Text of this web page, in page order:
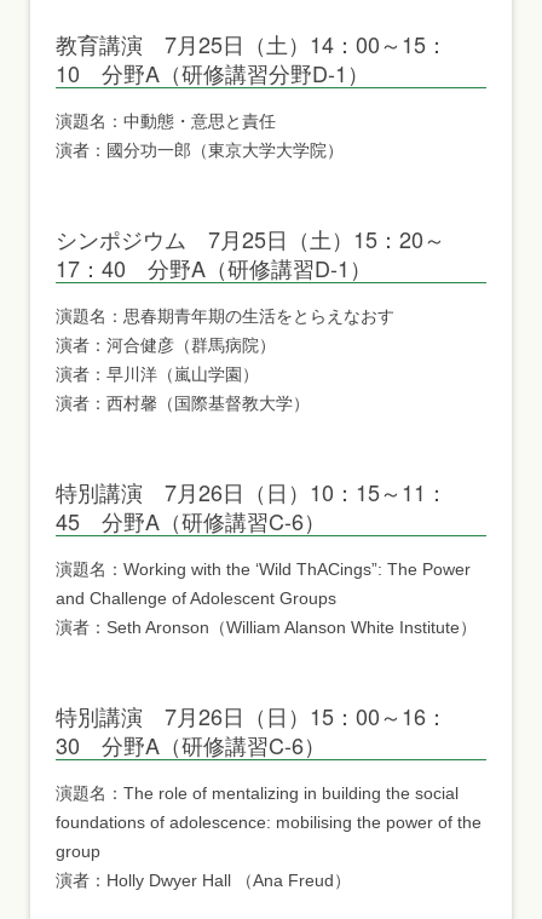
教育講演 7月25日（土）14：00～15：
10 分野A（研修講習分野D-1）
演題名：中動態・意思と責任
演者：國分功一郎（東京大学大学院）
シンポジウム 7月25日（土）15：20～
17：40 分野A（研修講習D-1）
演題名：思春期青年期の生活をとらえなおす
演者：河合健彦（群馬病院）
演者：早川洋（嵐山学園）
演者：西村馨（国際基督教大学）
特別講演 7月26日（日）10：15～11：
45 分野A（研修講習C-6）
演題名：Working with the ‘Wild ThACings”: The Power
and Challenge of Adolescent Groups
演者：Seth Aronson（William Alanson White Institute）
特別講演 7月26日（日）15：00～16：
30 分野A（研修講習C-6）
演題名：The role of mentalizing in building the social
foundations of adolescence: mobilising the power of the
group
演者：Holly Dwyer Hall （Ana Freud）